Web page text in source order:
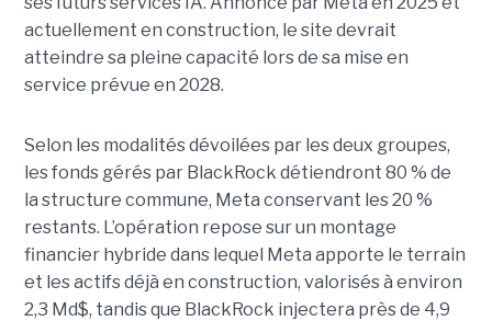
actuellement en construction, le site devrait
atteindre sa pleine capacité lors de sa mise en
service prévue en 2028.
Selon les modalités dévoilées par les deux groupes,
les fonds gérés par BlackRock détiendront 80 % de
la structure commune, Meta conservant les 20 %
restants. L’opération repose sur un montage
financier hybride dans lequel Meta apporte le terrain
et les actifs déjà en construction, valorisés à environ
2,3 Md$, tandis que BlackRock injectera près de 4,9